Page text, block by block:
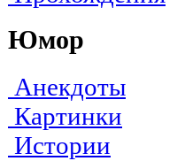
Юмор
Анекдоты
Картинки
Истории